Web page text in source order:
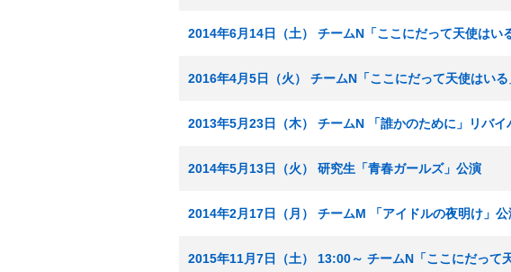
2014年6月14日（土） チームN「ここにだって天使はい
2016年4月5日（火） チームN「ここにだって天使はい
2013年5月23日（木） チームN 「誰かのために」リバイ
2014年5月13日（火） 研究生「青春ガールズ」公演
2014年2月17日（月） チームM 「アイドルの夜明け」
2015年11月7日（土） 13:00～ チームN「ここにだって